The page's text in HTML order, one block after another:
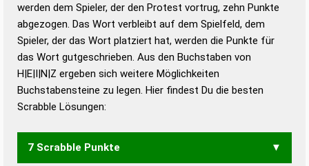
Duden – Standardwerk in 12 Bänden
Duden – Richtiges und gutes
Deutsch
Duden – Die deutsche Grammatik
Duden – Deutsches
werden dem Spieler, der den Protest vortrug, zehn Punkte
abgezogen. Das Wort verbleibt auf dem Spielfeld, dem
Spieler, der das Wort platziert hat, werden die Punkte für
das Wort gutgeschrieben. Aus den Buchstaben von
H|E|I|N|Z ergeben sich weitere Möglichkeiten
Buchstabensteine zu legen. Hier findest Du die besten
Scrabble Lösungen:
7 Scrabble Punkte